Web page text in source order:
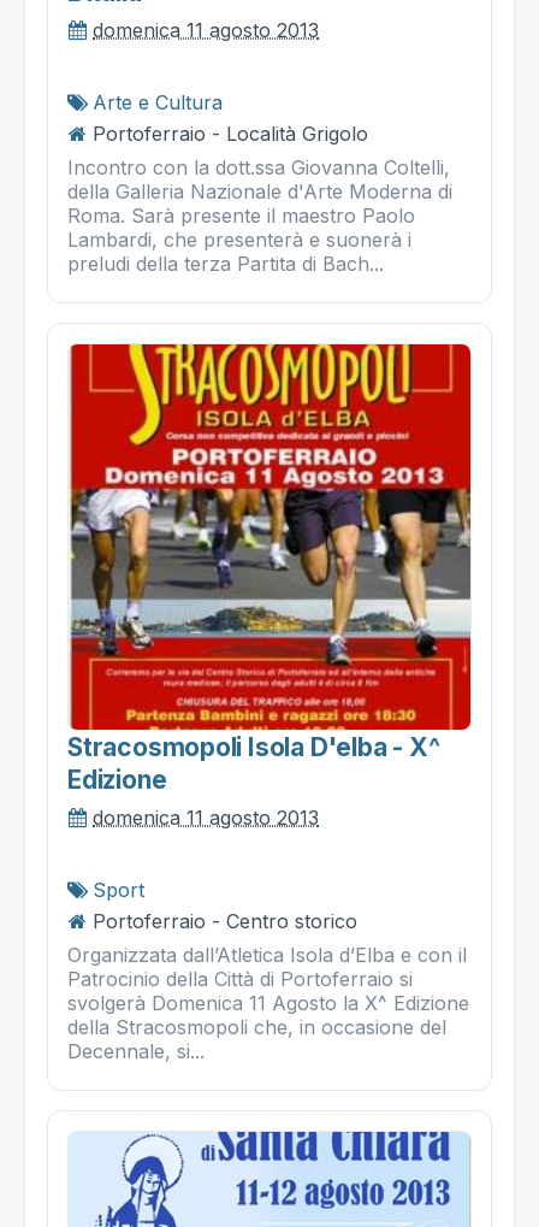
domenica 11 agosto 2013
Arte e Cultura
Portoferraio - Località Grigolo
Incontro con la dott.ssa Giovanna Coltelli,
della Galleria Nazionale d'Arte Moderna di
Roma. Sarà presente il maestro Paolo
Lambardi, che presenterà e suonerà i
preludi della terza Partita di Bach...
Stracosmopoli Isola D'elba - X^
Edizione
domenica 11 agosto 2013
Sport
Portoferraio - Centro storico
Organizzata dall’Atletica Isola d’Elba e con il
Patrocinio della Città di Portoferraio si
svolgerà Domenica 11 Agosto la X^ Edizione
della Stracosmopoli che, in occasione del
Decennale, si...